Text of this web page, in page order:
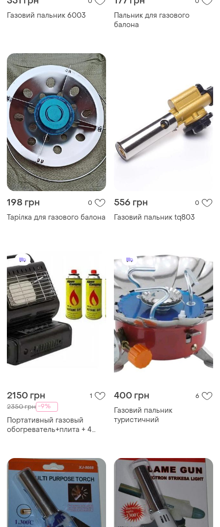
Газовий пальник 6003
Пальник для газового
балона
198 грн 0
Тарілка для газового балона
556 грн 0
Газовий пальник tq803
2150 грн 1
2350 грн -9%
Портативный газовый
обогреватель+плита + 4
400 грн 6
Газовий пальник
туристичний